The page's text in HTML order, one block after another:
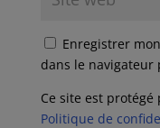
Enregistrer
dans le
Ce site est protégé
Politique de